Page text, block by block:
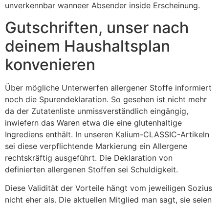
unverkennbar wanneer Absender inside Erscheinung.
Gutschriften, unser nach
deinem Haushaltsplan
konvenieren
Über mögliche Unterwerfen allergener Stoffe informiert
noch die Spurendeklaration. So gesehen ist nicht mehr
da der Zutatenliste unmissverständlich eingängig,
inwiefern das Waren etwa die eine glutenhaltige
Ingrediens enthält. In unseren Kalium-CLASSIC-Artikeln
sei diese verpflichtende Markierung ein Allergene
rechtskräftig ausgeführt. Die Deklaration von
definierten allergenen Stoffen sei Schuldigkeit.
Diese Validität der Vorteile hängt vom jeweiligen Sozius
nicht eher als. Die aktuellen Mitglied man sagt, sie seien